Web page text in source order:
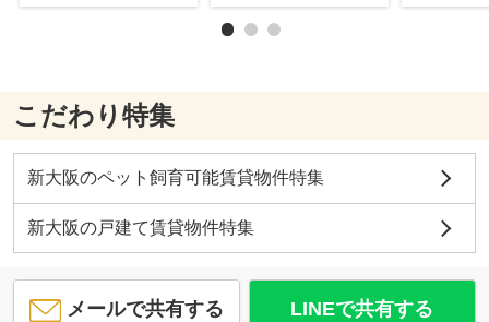
こだわり特集
新大阪のペット飼育可能賃貸物件特集
新大阪の戸建て賃貸物件特集
メールで共有する LINEで共有する